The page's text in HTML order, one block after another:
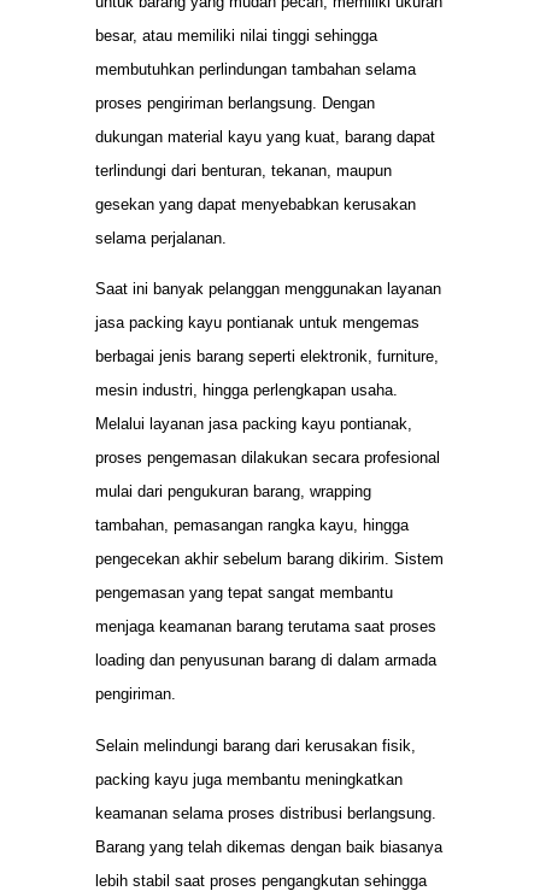
besar, atau memiliki nilai tinggi sehingga
membutuhkan perlindungan tambahan selama
proses pengiriman berlangsung. Dengan
dukungan material kayu yang kuat, barang dapat
terlindungi dari benturan, tekanan, maupun
gesekan yang dapat menyebabkan kerusakan
selama perjalanan.
Saat ini banyak pelanggan menggunakan layanan
jasa packing kayu pontianak untuk mengemas
berbagai jenis barang seperti elektronik, furniture,
mesin industri, hingga perlengkapan usaha.
Melalui layanan jasa packing kayu pontianak,
proses pengemasan dilakukan secara profesional
mulai dari pengukuran barang, wrapping
tambahan, pemasangan rangka kayu, hingga
pengecekan akhir sebelum barang dikirim. Sistem
pengemasan yang tepat sangat membantu
menjaga keamanan barang terutama saat proses
loading dan penyusunan barang di dalam armada
pengiriman.
Selain melindungi barang dari kerusakan fisik,
packing kayu juga membantu meningkatkan
keamanan selama proses distribusi berlangsung.
Barang yang telah dikemas dengan baik biasanya
lebih stabil saat proses pengangkutan sehingga